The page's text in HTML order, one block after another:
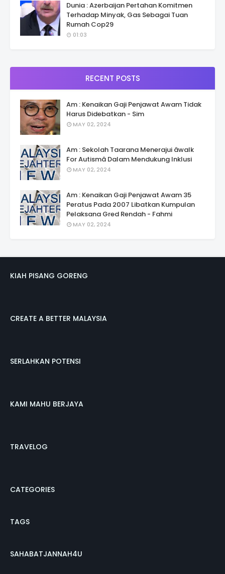
Dunia : Azerbaijan Pertahan Komitmen
Terhadap Minyak, Gas Sebagai Tuan
Rumah Cop29
01:03
RECENT POSTS
Am : Kenaikan Gaji Penjawat Awam Tidak
Harus Didebatkan - Sim
MAY 02, 2024
Am : Sekolah Taarana Menerajui âwalk
For Autismâ Dalam Mendukung Inklusi
MAY 02, 2024
Am : Kenaikan Gaji Penjawat Awam 35
Peratus Pada 2007 Libatkan Kumpulan
Pelaksana Gred Rendah - Fahmi
MAY 02, 2024
KIAH PISANG GORENG
CREATE A BETTER MALAYSIA
SERLAHKAN POTENSI
KAMI MAHU BERJAYA
TRAVELOG
CATEGORIES
TAGS
SAHABATJANNAH4U